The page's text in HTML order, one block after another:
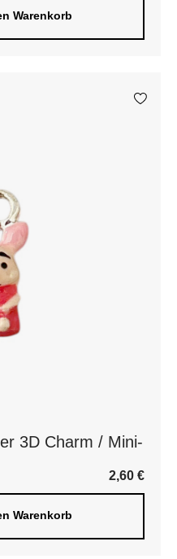
Warenkorb
3D Charm / Mini-
2,60 €
Warenkorb